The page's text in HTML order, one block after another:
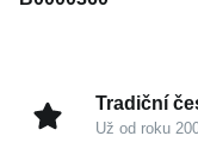
Tradiční
Už od roku